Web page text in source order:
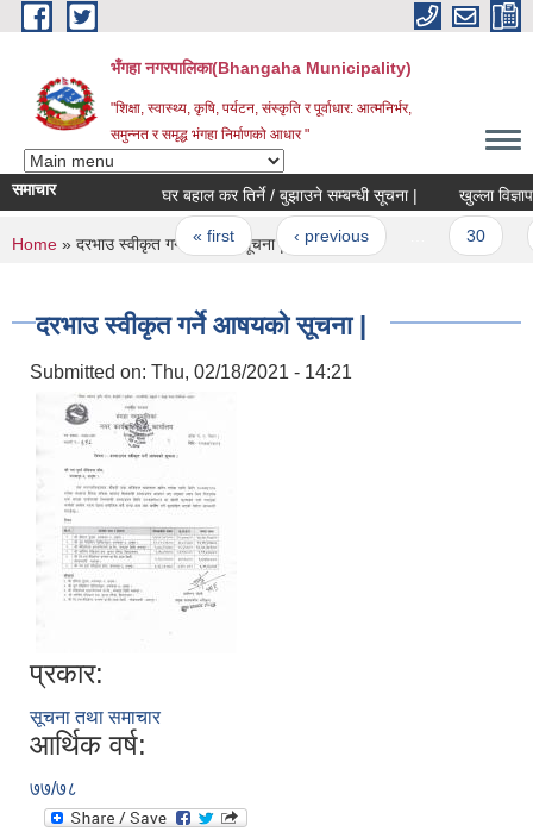
Skip to main content
भँगहा नगरपालिका(Bhangaha Municipality)
"शिक्षा, स्वास्थ्य, कृषि, पर्यटन, संस्कृति र पूर्वाधार: आत्मनिर्भर,
समुन्नत र समृद्ध भंगहा निर्माणको आधार "
समाचार घर बहाल कर तिर्ने / बुझाउने सम्बन्धी सूचना | खुल्ला विज्ञापन
Pages
« first ‹ previous
You are here
Home » दरभाउ स्वीकृत गर्ने आषयको सूचना |
दरभाउ स्वीकृत गर्ने आषयको सूचना |
Submitted on: Thu, 02/18/2021 - 14:21
प्रकार:
सूचना तथा समाचार
आर्थिक वर्ष:
७७/७८